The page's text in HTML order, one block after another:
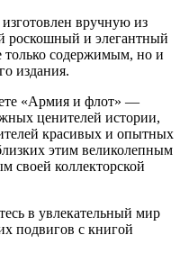
вручную из
роскошный и элегантный
только содержимым, но и
издания.
«Армия и флот» —
ценителей истории,
красивых и опытных
этим великолепным
своей коллекторской
в увлекательный мир
подвигов с книгой